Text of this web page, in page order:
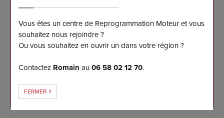
Reprogrammation sur mesure effectuée sur banc
de puissance
Les meilleurs résultats disponibles sur le marché à
Garantie logicielle 5 ans pour notre client
Retour à l'origine et mise à jour gratuits 5 ans
Vous êtes un centre de Reprogrammation Moteur et vous
souhaitez nous rejoindre ?
Ou vous souhaitez en ouvrir un dans votre région ?
Contactez Romain au06 58 02 12 70.
FERMER